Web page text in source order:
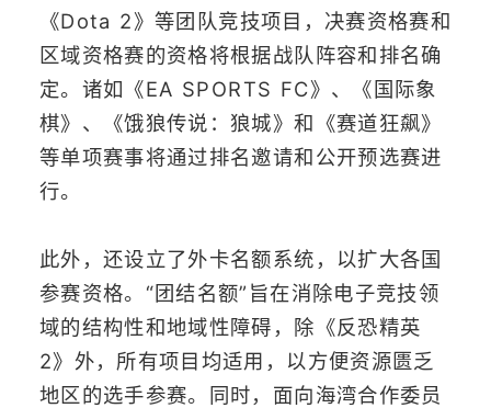
《Dota 2》等团队竞技项目，决赛资格赛和
区域资格赛的资格将根据战队阵容和排名确
定。诸如《EA SPORTS FC》、《国际象
棋》、《饿狼传说：狼城》和《赛道狂飙》
等单项赛事将通过排名邀请和公开预选赛进
行。
此外，还设立了外卡名额系统，以扩大各国
参赛资格。“团结名额”旨在消除电子竞技领
域的结构性和地域性障碍，除《反恐精英
2》外，所有项目均适用，以方便资源匮乏
地区的选手参赛。同时，面向海湾合作委员